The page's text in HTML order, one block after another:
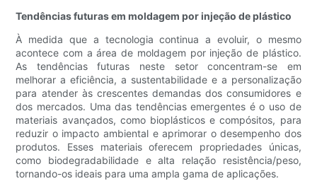
Tendências futuras em moldagem por injeção de plástico
À medida que a tecnologia continua a evoluir, o mesmo
acontece com a área de moldagem por injeção de plástico.
As tendências futuras neste setor concentram-se em
melhorar a eficiência, a sustentabilidade e a personalização
para atender às crescentes demandas dos consumidores e
dos mercados. Uma das tendências emergentes é o uso de
materiais avançados, como bioplásticos e compósitos, para
reduzir o impacto ambiental e aprimorar o desempenho dos
produtos. Esses materiais oferecem propriedades únicas,
como biodegradabilidade e alta relação resistência/peso,
tornando-os ideais para uma ampla gama de aplicações.